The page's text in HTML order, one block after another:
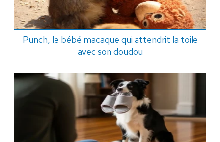
Punch, le bébé macaque qui attendrit la toile
avec son doudou